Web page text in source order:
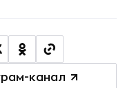
канал